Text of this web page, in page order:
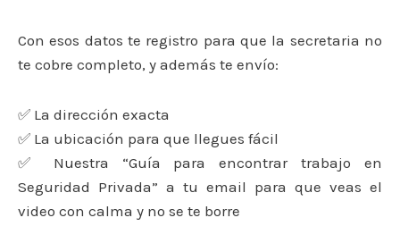
Con esos datos te registro para que la secretaria no
te cobre completo, y además te envío:
✅ La dirección exacta
✅ La ubicación para que llegues fácil
✅ Nuestra “Guía para encontrar trabajo en
Seguridad Privada” a tu email para que veas el
video con calma y no se te borre